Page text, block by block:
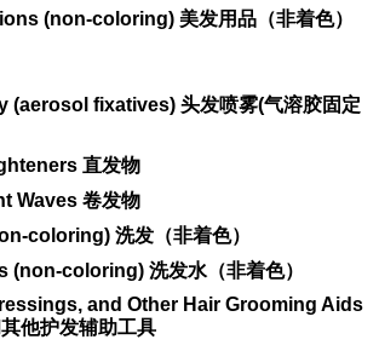
(non-coloring) 美发用品（非着色）
(aerosol fixatives) 头发喷雾(气溶胶固定
直发物
Waves 卷发物
coloring) 洗发（非着色）
(non-coloring) 洗发水（非着色）
and Other Hair Grooming Aids
他护发辅助工具